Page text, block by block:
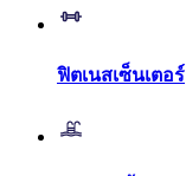
ฟิตเนสเซ็นเตอร์